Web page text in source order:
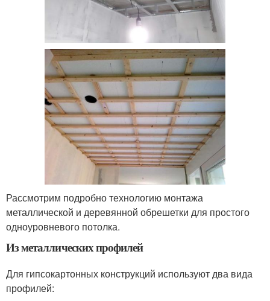
Рассмотрим подробно технологию монтажа
металлической и деревянной обрешетки для простого
одноуровневого потолка.
Из металлических профилей
Для гипсокартонных конструкций используют два вида
профилей: